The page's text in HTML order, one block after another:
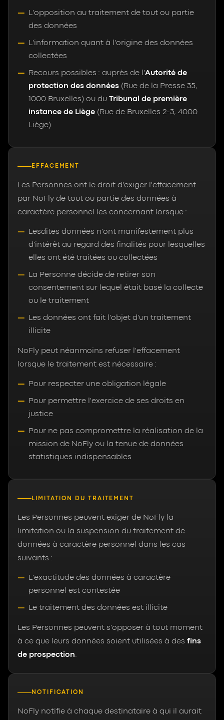
L'opposition au traitement de tout ou partie
des données
L'information quant à l'origine des données
collectées
Recours possibles : auprès de l'Autorité de
protection des données (Rue de la Presse 35,
1000 Bruxelles) ou du Tribunal de première
instance de Liège (Rue de Bruxelles 2-3, 4000
Liège)
EFFACEMENT
Les Personnes ont le droit d'exiger l'effacement
par NoFly de tout ou partie des données à
caractère personnel les concernant lorsque :
Lesdites données n'ont manifestement plus
d'intérêt au regard des finalités pour lesquelles
elles ont été traitées ou collectées
La Personne décide de retirer son
consentement sur lequel était basé la collecte
ou le traitement
Les données ont fait l'objet d'un traitement
illicite
NoFly peut néanmoins refuser l'effacement
lorsque le traitement est nécessaire :
Pour respecter une obligation légale
Pour permettre l'exercice de ses droits en
justice
Pour ne pas compromettre la réalisation de la
mission de NoFly ou la tenue de données
statistiques indispensables
LIMITATION DU TRAITEMENT
Les Personnes peuvent exiger de NoFly la
limitation ou la suspension du traitement de
données à caractère personnel dans les cas
suivants :
L'exactitude des données à caractère
personnel est contestée
Le traitement des données est illicite
Les Personnes peuvent s'opposer à tout moment
à ce que leurs données soient utilisées à des fins
de prospection
NOTIFICATION
NoFly notifie à chaque destinataire à qui il aurait